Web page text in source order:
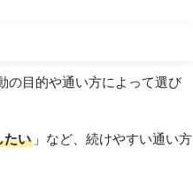
の目的や通い方によって選び
たい 」など、続けやすい通い方